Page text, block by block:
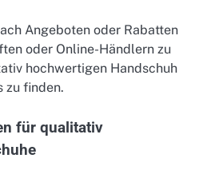
Angeboten oder Rabatten
oder Online-Händlern zu
hochwertigen Handschuh
zu finden.
für qualitativ